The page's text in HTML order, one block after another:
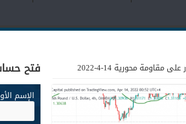
محورية 14-4-2022 فتح
الإسم